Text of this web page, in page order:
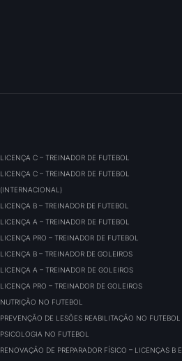
LICENÇA C – TREINADOR DE FUTEBOL
LICENÇA C – TREINADOR DE FUTEBOL
(INTERNACIONAL)
LICENÇA B – TREINADOR DE FUTEBOL
LICENÇA A – TREINADOR DE FUTEBOL
LICENÇA PRO – TREINADOR DE FUTEBOL
LICENÇA B – TREINADOR DE GOLEIROS
LICENÇA A – TREINADOR DE GOLEIROS
LICENÇA PRO – TREINADOR DE GOLEIROS
NUTRIÇÃO NO FUTEBOL
PREVENÇÃO DE LESÕES REABILITAÇÃO NO FUTEBOL
PSICOLOGIA NO FUTEBOL
RENOVAÇÃO DE PREPARADOR FÍSICO – LICENÇAS B E